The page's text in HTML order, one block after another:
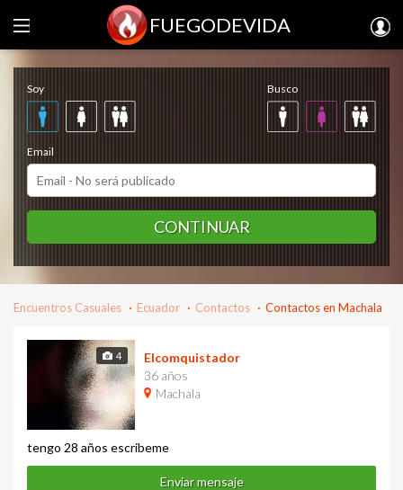
FUEGODEVIDA
Regístrate gratis
Soy Busco
Email
CONTINUAR
Encuentros Casuales Ecuador Contactos Contactos en Machala
4
Elcomquistador
36 años
Machala
tengo 28 años escribeme
Enviar mensaje